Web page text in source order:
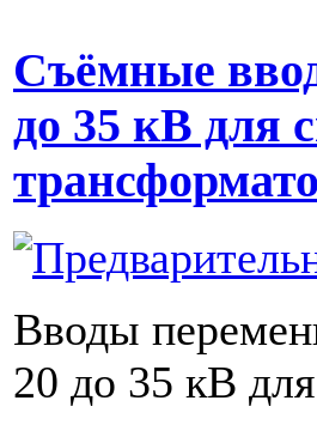
Съёмные
до 35 кВ для
Вводы
20 до 35 кВ